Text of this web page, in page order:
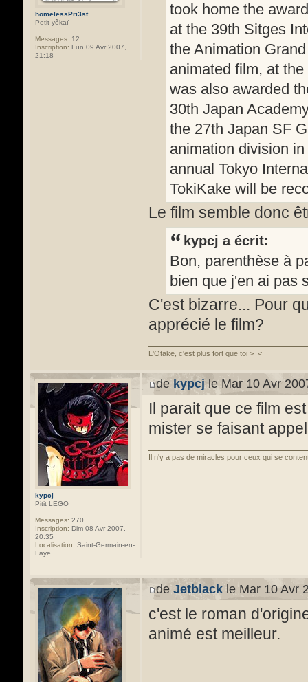
homelessPri3st
Petit yôkaï
Messages: 12
Inscription: Lun 09 Avr 2007,
21:18
took home the
at the 39th Sitges
the Animation
animated film, at
was also awarded
30th Japan
the 27th Japan SF
animation division
annual Tokyo
TokiKake will be
Le film semble donc
kypcj a écrit:
Bon, parenthèse à
bien que j'en ai pas
C'est bizarre... Pour
apprécié le film?
L'Otake, c'est plus fort que toi >_<
kypcj
Pitit LEGO
Messages: 270
Inscription: Dim 08 Avr 2007,
20:35
Localisation: Saint-Germain-en-
Laye
dekypcjle Mar 10 Avr
Il parait que ce film
mister se faisant
Il n'y a pas de miracles pour ceux qui se
deJetblack le Mar 10 Avr
c'est le roman
animé est meilleur.